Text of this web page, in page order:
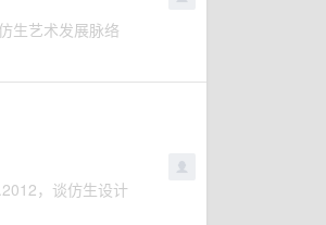
生艺术发展脉络
，谈仿生设计